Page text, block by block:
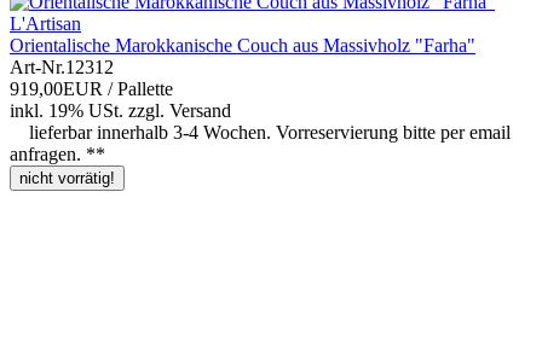
L'Artisan
Orientalische Marokkanische Couch aus Massivholz "Farha"
Art-Nr.12312
919,00EUR / Pallette
inkl. 19% USt. zzgl. Versand
lieferbar innerhalb 3-4 Wochen. Vorreservierung bitte per email
anfragen. **
nicht vorrätig!